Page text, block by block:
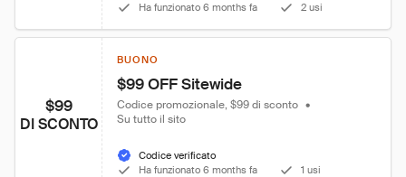
Ha funzionato 6 months fa
2 usi
$99
DI SCONTO
BUONO
$99 OFF Sitewide
Codice promozionale, $99 di sconto •
Su tutto il sito
Codice verificato
Ha funzionato 6 months fa
1 usi